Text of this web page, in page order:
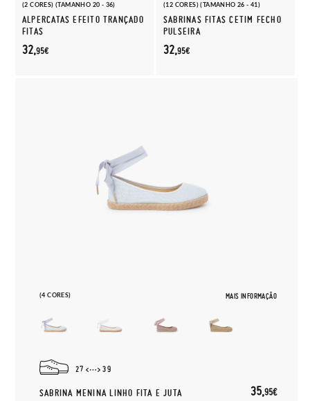
(2 CORES) (TAMANHO 20 - 36)
ALPERCATAS EFEITO TRANÇADO
FITAS
32,95€
(12 CORES) (TAMANHO 26 - 41)
SABRINAS FITAS CETIM FECHO
PULSEIRA
32,95€
(4 CORES) MAIS INFORMAÇÃO
27 39
SABRINA MENINA LINHO FITA E JUTA 35,95€